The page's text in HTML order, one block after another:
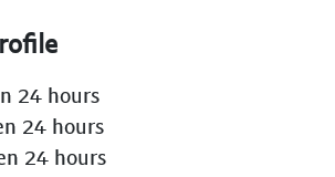
24 hours
24 hours
24 hours